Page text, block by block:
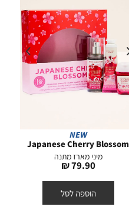
NEW
Japanese Cherry Blossom
מיני מארז מתנה
מחיר
79.90 ₪
הוספה לסל